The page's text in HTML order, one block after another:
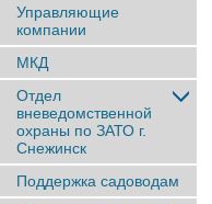
Управляющие
компании
МКД
Отдел
вневедомственной
охраны по ЗАТО г.
Снежинск
Поддержка садоводам